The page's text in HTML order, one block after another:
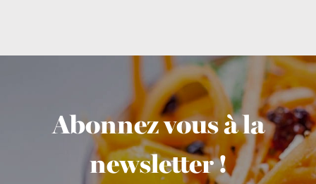
Abonnez vous à la
newsletter !